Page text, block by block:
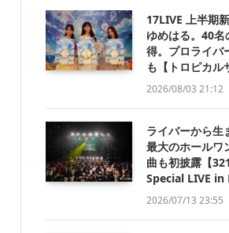
17LIVE 上半期
ゆめはる。40
得。プロライバ
も【トロピカル
2026/08/03 21:12
ライバーから生
最大のホールワ
曲も初披露【
Special LIVE in
2026/07/13 23:55